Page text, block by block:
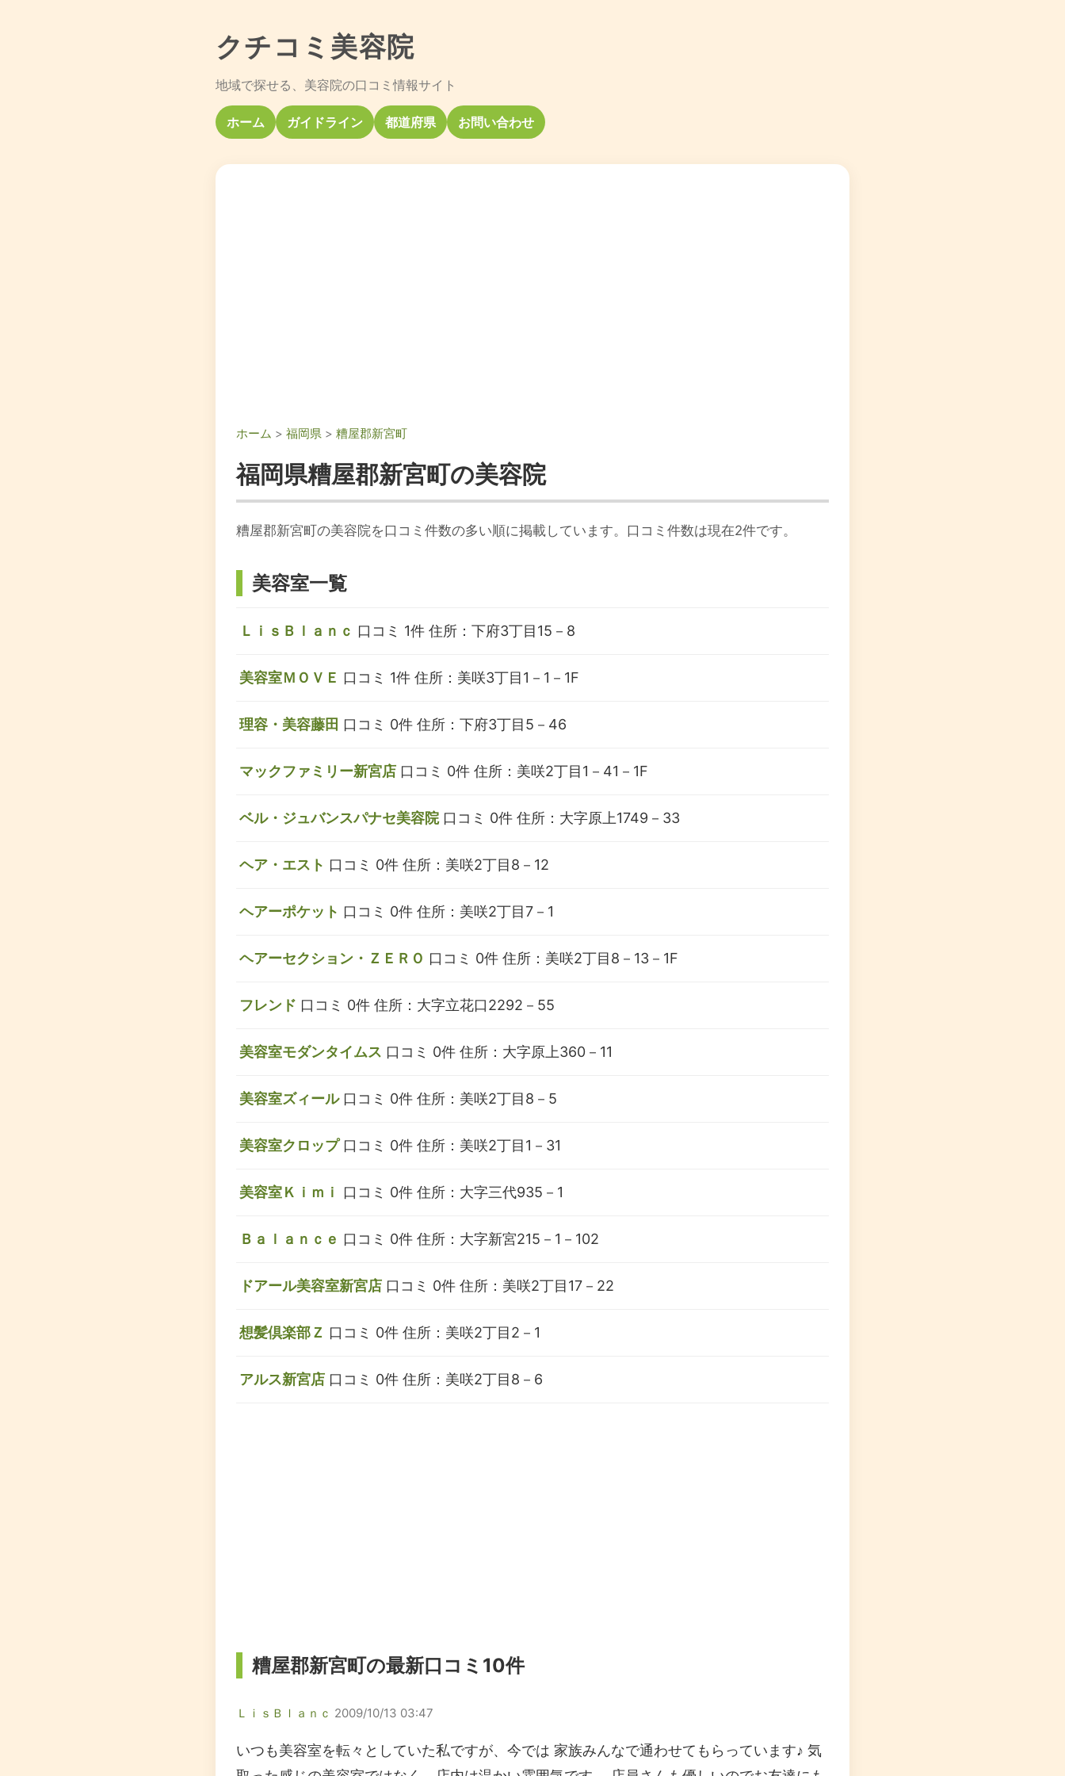
クチコミ美容院
地域で探せる、美容院の口コミ情報サイト
ホーム ガイドライン 都道府県 お問い合わせ
ホーム > 福岡県 > 糟屋郡新宮町
福岡県糟屋郡新宮町の美容院
糟屋郡新宮町の美容院を口コミ件数の多い順に掲載しています。口コミ件数は現在2件です。
美容室一覧
ＬｉｓＢｌａｎｃ 口コミ 1件 住所：下府3丁目15－8
美容室ＭＯＶＥ 口コミ 1件 住所：美咲3丁目1－1－1F
理容・美容藤田 口コミ 0件 住所：下府3丁目5－46
マックファミリー新宮店 口コミ 0件 住所：美咲2丁目1－41－1F
ベル・ジュバンスパナセ美容院 口コミ 0件 住所：大字原上1749－33
ヘア・エスト 口コミ 0件 住所：美咲2丁目8－12
ヘアーポケット 口コミ 0件 住所：美咲2丁目7－1
ヘアーセクション・ＺＥＲＯ 口コミ 0件 住所：美咲2丁目8－13－1F
フレンド 口コミ 0件 住所：大字立花口2292－55
美容室モダンタイムス 口コミ 0件 住所：大字原上360－11
美容室ズィール 口コミ 0件 住所：美咲2丁目8－5
美容室クロップ 口コミ 0件 住所：美咲2丁目1－31
美容室Ｋｉｍｉ 口コミ 0件 住所：大字三代935－1
Ｂａｌａｎｃｅ 口コミ 0件 住所：大字新宮215－1－102
ドアール美容室新宮店 口コミ 0件 住所：美咲2丁目17－22
想髪倶楽部Ｚ 口コミ 0件 住所：美咲2丁目2－1
アルス新宮店 口コミ 0件 住所：美咲2丁目8－6
糟屋郡新宮町の最新口コミ10件
ＬｉｓＢｌａｎｃ 2009/10/13 03:47
いつも美容室を転々としていた私ですが、今では 家族みんなで通わせてもらっています♪ 気